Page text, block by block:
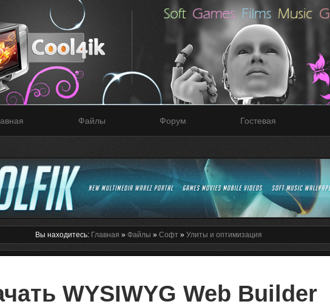
Файлы Форум Гостевая
Вы находитесь: Главная » Файлы » Софт» Улиты и оптимизация
WYSIWYG Web Builder